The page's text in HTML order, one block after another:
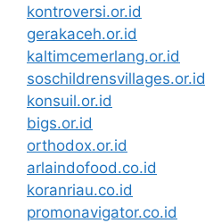
kontroversi.or.id
gerakaceh.or.id
kaltimcemerlang.or.id
soschildrensvillages.or.id
konsuil.or.id
bigs.or.id
orthodox.or.id
arlaindofood.co.id
koranriau.co.id
promonavigator.co.id